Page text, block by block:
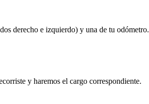
derecho e izquierdo) y una de tu odómetro.
y haremos el cargo correspondiente.